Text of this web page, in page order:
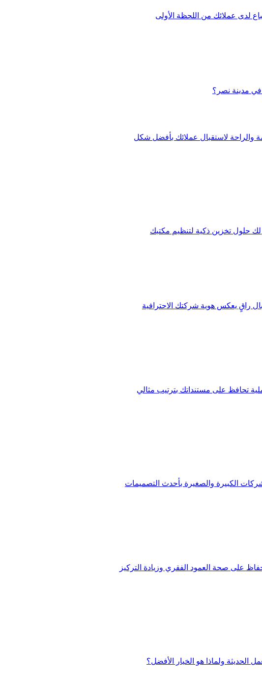
لدى عملائك من اللحظة الأولى
مدينة نصر؟
والراحة لاستقبال عملائك بأفضل شكل
حلول تخزين ذكية لتنظيم مكتبك
راقٍ يعكس هوية شركتك الاحترافية
تحافظ على مستنداتك بترتيب مثالي
الكبيرة والصغيرة بأحدث التصميمات
على صحة العمود الفقري وزيادة التركيز
الحديثة ولماذا هو الخيار الأفضل؟